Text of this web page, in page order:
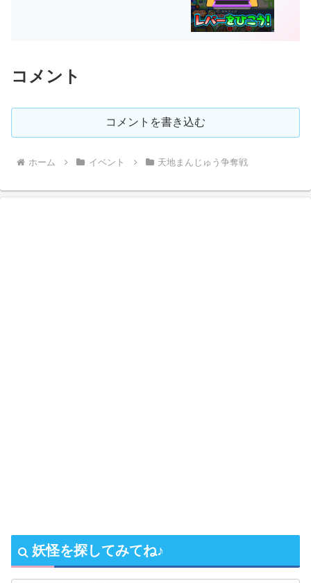
コメント
コメントを書き込む
ホーム イベント 天地まんじゅう争奪戦
妖怪を探してみてね♪